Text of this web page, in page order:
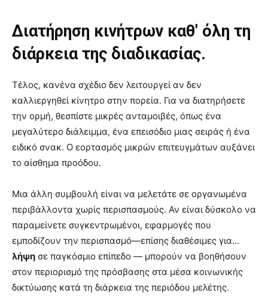
Διατήρηση κινήτρων καθ' όλη τη
διάρκεια της διαδικασίας.
Τέλος, κανένα σχέδιο δεν λειτουργεί αν δεν
καλλιεργηθεί κίνητρο στην πορεία. Για να διατηρήσετε
την ορμή, θεσπίστε μικρές ανταμοιβές, όπως ένα
μεγαλύτερο διάλειμμα, ένα επεισόδιο μιας σειράς ή ένα
ειδικό σνακ. Ο εορτασμός μικρών επιτευγμάτων αυξάνει
το αίσθημα προόδου.
Μια άλλη συμβουλή είναι να μελετάτε σε οργανωμένα
περιβάλλοντα χωρίς περισπασμούς. Αν είναι δύσκολο να
παραμείνετε συγκεντρωμένοι, εφαρμογές που
εμποδίζουν την περισπασμό—επίσης διαθέσιμες για...
λήψη σε παγκόσμιο επίπεδο — μπορούν να βοηθήσουν
στον περιορισμό της πρόσβασης στα μέσα κοινωνικής
δικτύωσης κατά τη διάρκεια της περιόδου μελέτης.